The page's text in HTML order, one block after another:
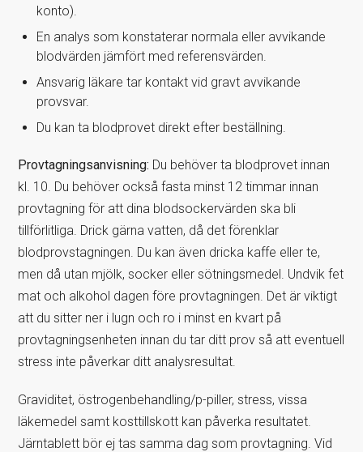
konto).
En analys som konstaterar normala eller avvikande
blodvärden jämfört med referensvärden.
Ansvarig läkare tar kontakt vid gravt avvikande
provsvar.
Du kan ta blodprovet direkt efter beställning.
Provtagningsanvisning: Du behöver ta blodprovet innan
kl. 10. Du behöver också fasta minst 12 timmar innan
provtagning för att dina blodsockervärden ska bli
tillförlitliga. Drick gärna vatten, då det förenklar
blodprovstagningen. Du kan även dricka kaffe eller te,
men då utan mjölk, socker eller sötningsmedel. Undvik fet
mat och alkohol dagen före provtagningen. Det är viktigt
att du sitter ner i lugn och ro i minst en kvart på
provtagningsenheten innan du tar ditt prov så att eventuell
stress inte påverkar ditt analysresultat.
Graviditet, östrogenbehandling/p-piller, stress, vissa
läkemedel samt kosttillskott kan påverka resultatet.
Järntablett bör ej tas samma dag som provtagning. Vid